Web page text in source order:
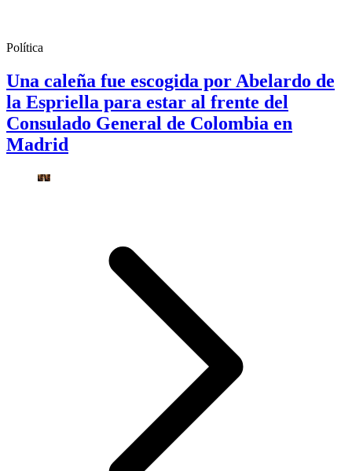
Política
Una caleña fue escogida por Abelardo de
la Espriella para estar al frente del
Consulado General de Colombia en
Madrid